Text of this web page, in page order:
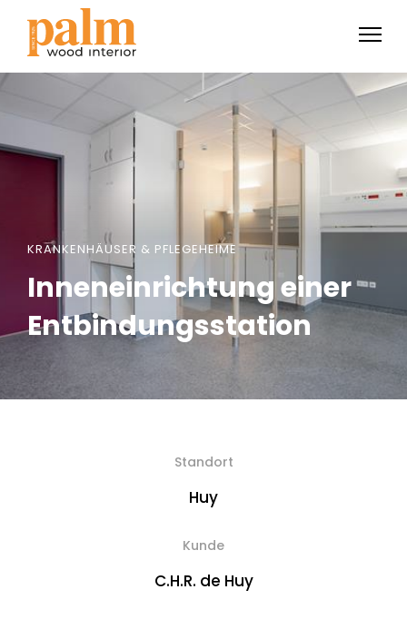
KRANKENHÄUSER & PFLEGEHEIME
Inneneinrichtung einer
Entbindungsstation
Standort
Huy
Kunde
C.H.R. de Huy